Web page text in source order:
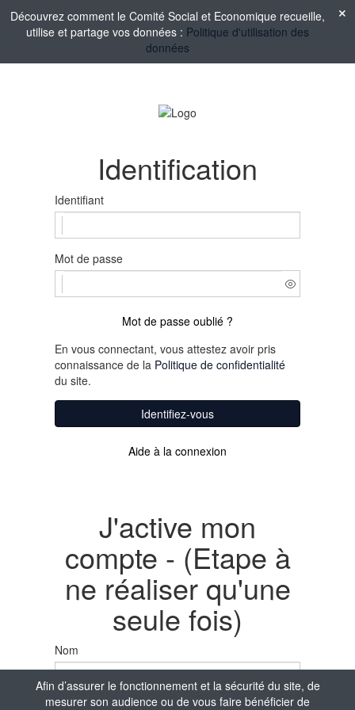
Afin d’assurer le fonctionnement et la sécurité du site, de
mesurer son audience ou de vous faire bénéficier de
Découvrez comment le Comité Social et Economique recueille,
utilise et partage vos données : Politique d'utilisation des
données
Identification
Identifiant
Mot de passe
Mot de passe oublié ?
En vous connectant, vous attestez avoir pris
connaissance de la Politique de confidentialité
du site.
Identifiez-vous
Aide à la connexion
J'active mon
compte - (Etape à
ne réaliser qu'une
seule fois)
Nom